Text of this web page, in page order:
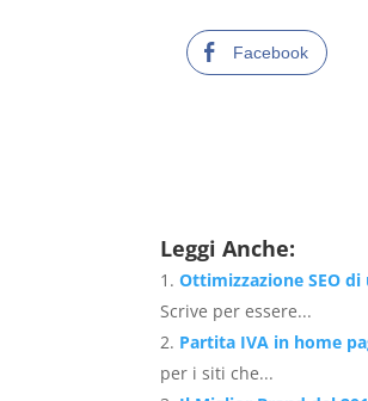
Facebook
Leggi Anche:
Ottimizzazione SEO
Scrive per essere...
Partita IVA in home
per i siti che...